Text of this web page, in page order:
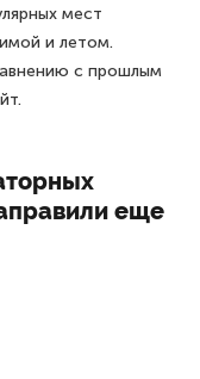
мест
и летом.
с прошлым
еще